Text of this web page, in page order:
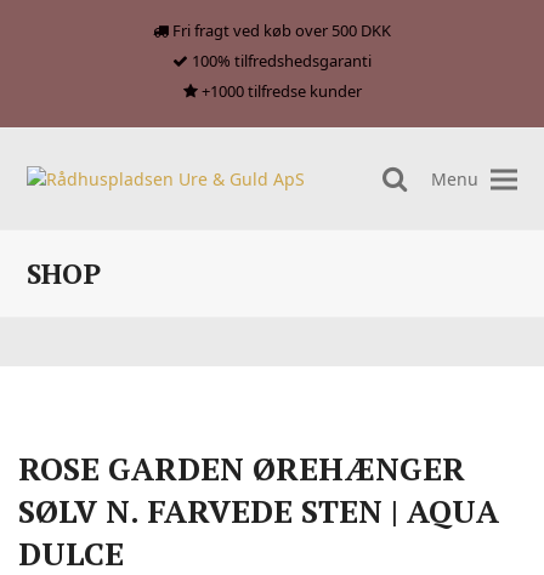
Fri fragt ved køb over 500 DKK
100% tilfredshedsgaranti
+1000 tilfredse kunder
search
Menu
SHOP
ROSE GARDEN ØREHÆNGER
SØLV N. FARVEDE STEN | AQUA
DULCE